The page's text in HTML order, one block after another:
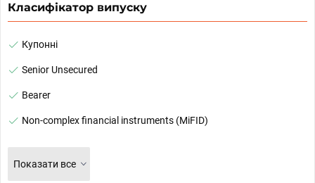
Класифікатор випуску
Купонні
Senior Unsecured
Bearer
Non-complex financial instruments (MiFID)
Показати все